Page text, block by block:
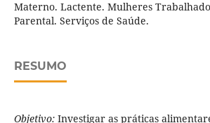
Materno. Lactente. Mulheres
Parental. Serviços de Saúde.
RESUMO
Objetivo:Investigar as práticas